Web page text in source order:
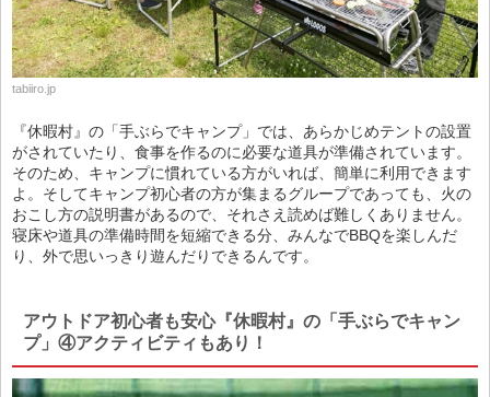
tabiiro.jp
『休暇村』の「手ぶらでキャンプ」では、あらかじめテントの設置
がされていたり、食事を作るのに必要な道具が準備されています。
そのため、キャンプに慣れている方がいれば、簡単に利用できます
よ。そしてキャンプ初心者の方が集まるグループであっても、火の
おこし方の説明書があるので、それさえ読めば難しくありません。
寝床や道具の準備時間を短縮できる分、みんなでBBQを楽しんだ
り、外で思いっきり遊んだりできるんです。
アウトドア初心者も安心『休暇村』の「手ぶらでキャン
プ」④アクティビティもあり！